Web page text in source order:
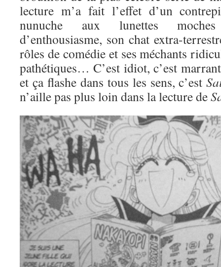
lecture m’a fait l’effet d’un
nunuche aux lunettes
d’enthousiasme, son chat extra-
rôles de comédie et ses méchants
pathétiques… C’est idiot, c’est
et ça flashe dans tous les sens, c’est
n’aille pas plus loin dans la lecture de